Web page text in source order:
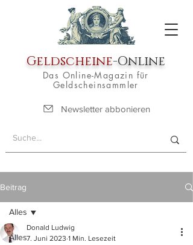
Geldscheine-Online
Das Online-Magazin für
Geldscheinsammler
Newsletter abbonieren
Beitrag
Alles
Alles
Donald Ludwig
7. Juni 2023 1 Min. Lesezeit